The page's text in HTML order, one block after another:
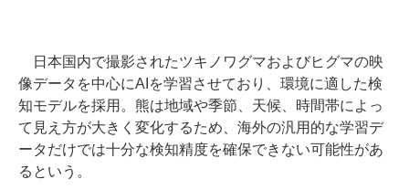
日本国内で撮影されたツキノワグマおよびヒグマの映
像データを中心にAIを学習させており、環境に適した検
知モデルを採用。熊は地域や季節、天候、時間帯によっ
て見え方が大きく変化するため、海外の汎用的な学習デ
ータだけでは十分な検知精度を確保できない可能性があ
るという。